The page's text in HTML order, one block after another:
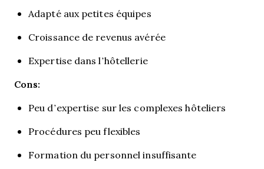
Adapté aux petites équipes
Croissance de revenus avérée
Expertise dans l’hôtellerie
Cons:
Peu d’expertise sur les complexes hôteliers
Procédures peu flexibles
Formation du personnel insuffisante